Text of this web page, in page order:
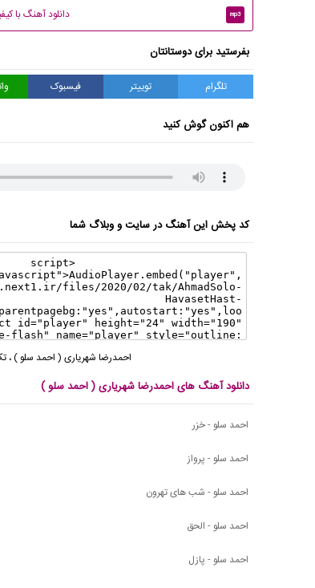
mp3 دانلود آهنگ با
بفرستید برای دوستانتان
تلگرام توییتر فیسبوک
هم اکنون گوش کنید
کد پخش این آهنگ در سایت و وبلاگ شما
احمدرضا شهریاری ( احمد سلو ) ،
دانلود آهنگ های احمدرضا شهریاری ( احمد سلو )
احمد سلو - خزر
احمد سلو - پرواز
احمد سلو - شب های تهرون
احمد سلو - الحق
احمد سلو - پازل